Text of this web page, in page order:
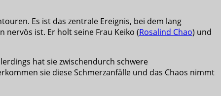
Es ist das zentrale Ereignis, bei dem lang
nervös ist. Er holt seine Frau Keiko (Rosalind Chao) und
hat sie zwischendurch schwere
sie diese Schmerzanfälle und das Chaos nimmt